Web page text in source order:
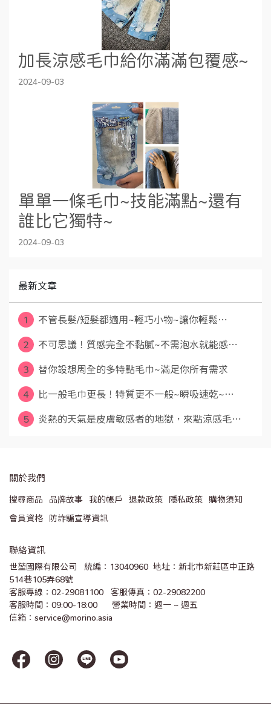
加長涼感毛巾給你滿滿包覆感~
2024-09-03
單單一條毛巾~技能滿點~還有
誰比它獨特~
2024-09-03
最新文章
1 不管長髮/短髮都適用~輕巧小物~讓你輕鬆⋯
2 不可思議！質感完全不黏膩~不需泡水就能感⋯
3 替你設想周全的多特點毛巾~滿足你所有需求
4 比一般毛巾更長！特質更不一般~瞬吸速乾~⋯
5 炎熱的天氣是皮膚敏感者的地獄，來點涼感毛⋯
關於我們
搜尋商品 品牌故事 我的帳戶 退款政策 隱私政策
購物須知
會員資格
防詐騙宣導資訊
聯絡資訊
世堃國際有限公司   統編：13040960  地址：新北市新莊區中正路
514巷105弄68號
客服專線：02-29081100   客服傳真：02-29082200
客服時間：09:00-18:00      營業時間：週一 ~ 週五
信箱：service@morino.asia